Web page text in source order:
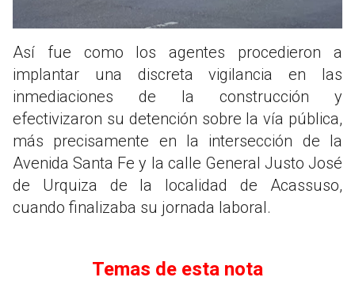
Así fue como los agentes procedieron a
implantar una discreta vigilancia en las
inmediaciones de la construcción y
efectivizaron su detención sobre la vía pública,
más precisamente en la intersección de la
Avenida Santa Fe y la calle General Justo José
de Urquiza de la localidad de Acassuso,
cuando finalizaba su jornada laboral.
Temas de esta nota